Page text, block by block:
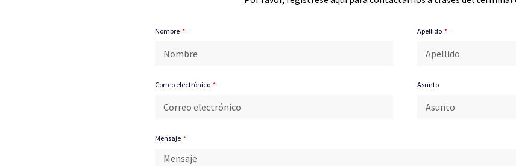
Nombre Apellido
Correo electrónico Asunto
Mensaje